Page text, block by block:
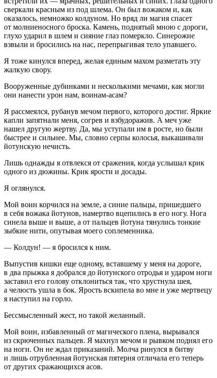
сверкали красным из под шлема. Он был вожаком и, как
оказалось, немножко колдуном. Но вряд ли магия спасет
от молниеносного броска. Камень, поднятый мною с дороги,
глухо ударил в шлем и сияние глаз померкло. Синерожие
взвыли и бросились на нас, перепрыгивая тело упавшего.
Я тоже кинулся вперед, желая единым махом разметать эту
жалкую свору.
Вооруженные дубинками и несколькими мечами, как могли
они нанести урон нам, воинам-асам?
Я рассмеялся, рубанув мечом первого, которого достиг. Яркие
капли запятнали меня, согрев и взбудоражив. А меч уже
нашел другую жертву. Да, мы уступали им в росте, но были
быстрее и сильнее. Мы, словно серпы колосья, выкашивали
йотунскую нечисть.
Лишь однажды я отвлекся от сражения, когда услышал крик
одного из дюжины. Крик ярости и досады.
Я оглянулся.
Мой воин корчился на земле, а синие пальцы, пришедшего
в себя вожака йотунов, намертво вцепились в его ногу. Нога
синела выше и выше, а от пальцев йотуна тянулись тонкие
зыбкие нити, опутывая моего соплеменника.
— Колдун! — я бросился к ним.
Выпустив кишки еще одному, вставшему у меня на дороге,
в два прыжка я добрался до йотунского отродья и ударом ноги
заставил его голову отклониться так, что хрустнула шея,
а челюсть ушла в бок. Ярость вскипела во мне и уже мертвецу
я наступил на горло.
Бессмысленный жест, но такой желанный.
Мой воин, избавленный от магического плена, вырывался
из скрюченных пальцев. Я махнул мечом и рывком поднял его
на ноги. Он не ждал приказаний. Молча ринулся в битву
и лишь отрубленная йотунская пятерня отличала его теперь
от других сражающихся асов.